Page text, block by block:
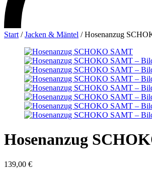
Start /Jacken & Mäntel /Hosenanzug
Hosenanzug
139,00 €